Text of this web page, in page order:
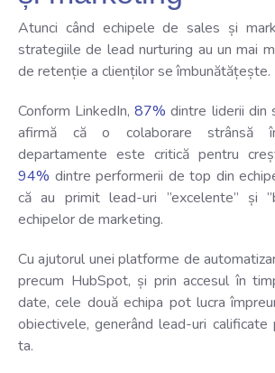
Atunci când echipele de sales și
strategiile de lead nurturing au un mai
de retenție a clienților se îmbunătățește.
Conform LinkedIn,87% dintre liderii din
afirmă că o colaborare strânsă
departamente este critică pentru
94% dintre performerii de top din
că au primit lead-uri ”excelente” și
echipelor de marketing.
Cu ajutorul unei platforme de
precum HubSpot, și prin accesul în
date, cele două echipa pot lucra
obiectivele, generând lead-uri calificate
ta.